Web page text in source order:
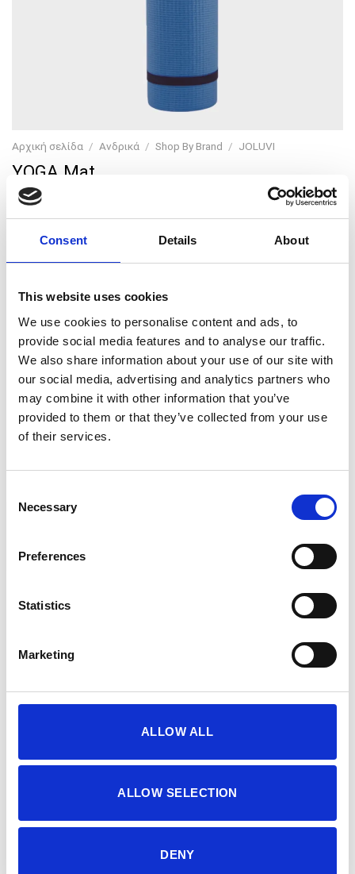
Consent Details About
This website uses cookies
We use cookies to personalise content and ads, to
provide social media features and to analyse our traffic.
We also share information about your use of our site with
our social media, advertising and analytics partners who
may combine it with other information that you’ve
provided to them or that they’ve collected from your use
of their services.
Selection
Necessary
Preferences
Statistics
Marketing
ALLOW ALL
ALLOW SELECTION
DENY
Αρχική σελίδα / Ανδρικά / Shop By Brand / JOLUVI
YOGA Mat
20,00
Original
was:
20,00 €.
16,00 Current
is:
16,00 €.
Αντιολισθητική επιφάνεια για καλύτερη πρόσφυση και
αποτελεσματικό κράτημα σε κάθε τύπο Yoga.
Περιλαμβάνει ιμάντα μεταφοράς,
Διάσταση: 183x61x0.3 cm.
Βάρος: 600 gr.
Παράδοση σε 1-3 ημέρες
Επιπλέον πληροφορίες